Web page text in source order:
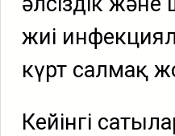
жиі
күрт салмақ
Кейінгі